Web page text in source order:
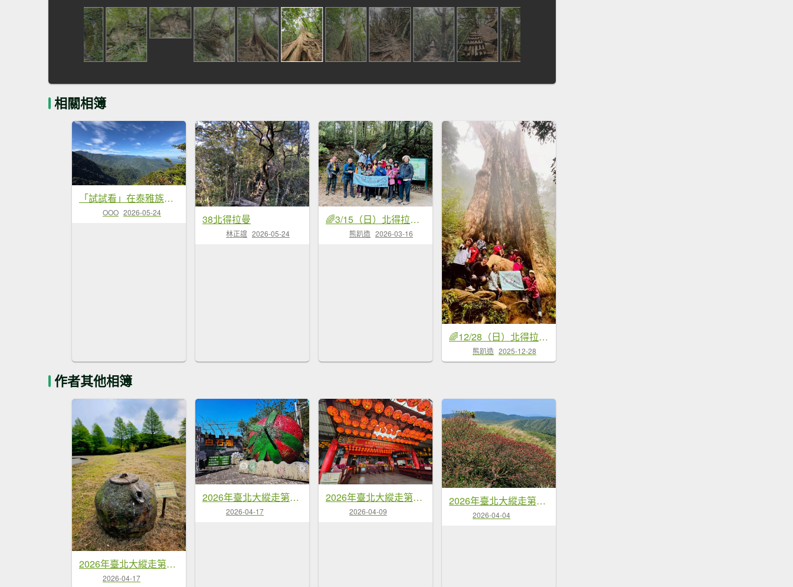
相關相簿
「試試看」在泰雅族語中發音為 Ptlaman
OOO 2026-05-24
38北得拉曼
林正誼 2026-05-24
🌈3/15（日）北得拉曼神木+內鳥嘴山✨FB：熊熊趴爬走🌈
熊趴造 2026-03-16
🌈12/28（日）北得拉曼神木+內鳥嘴山✨FB：熊熊趴爬走🌈
熊趴造 2025-12-28
作者其他相簿
2026年臺北大縱走第三段：小油坑至風櫃口
2026-04-17
2026年臺北大縱走第四段：風櫃口至中華科技大學
2026-04-17
2026年臺北大縱走第七段：世界山莊至飛龍步道政大後山
2026-04-09
2026年臺北大縱走第三段：小油坑至風櫃口(七星山段)
2026-04-04